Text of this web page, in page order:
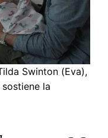
Swinton (Eva),
la